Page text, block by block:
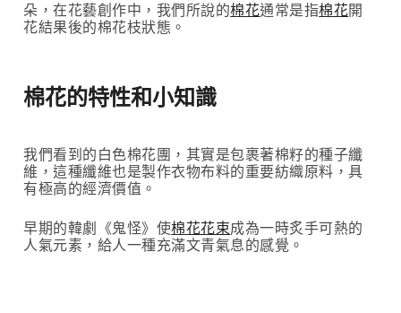
朵，在花藝創作中，我們所說的棉花通常是指棉花開
花結果後的棉花枝狀態。
棉花的特性和小知識
我們看到的白色棉花團，其實是包裹著棉籽的種子纖
維，這種纖維也是製作衣物布料的重要紡織原料，具
有極高的經濟價值。
早期的韓劇《鬼怪》使棉花花束成為一時炙手可熱的
人氣元素，給人一種充滿文青氣息的感覺。